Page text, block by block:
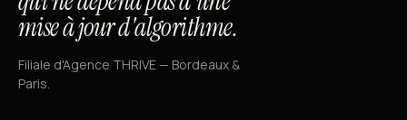
mise à jour d'algorithme.
Filiale d'Agence THRIVE — Bordeaux &
Paris.